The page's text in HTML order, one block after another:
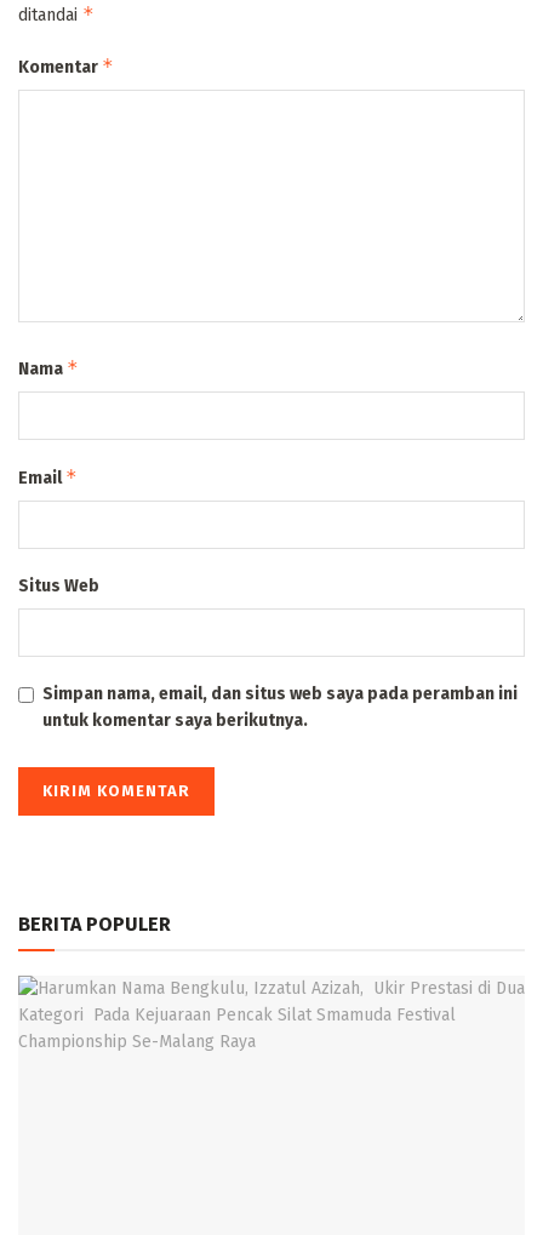
ditandai *
Komentar *
Nama *
Email*
Situs Web
Simpan nama, email, dan situs web saya pada peramban ini
untuk komentar saya berikutnya.
BERITA POPULER